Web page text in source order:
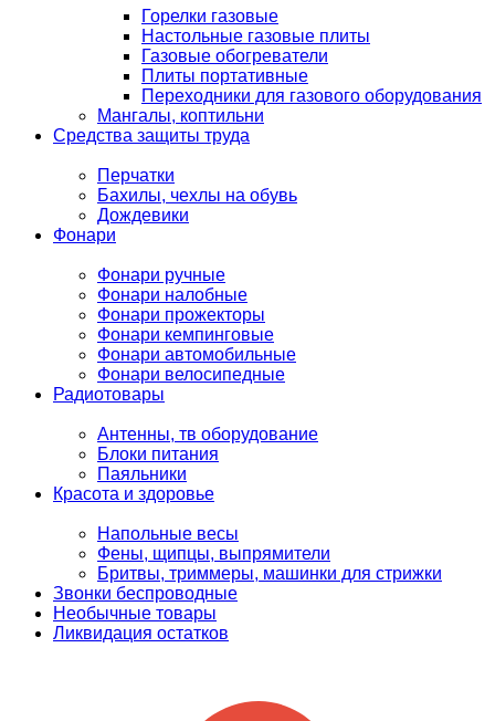
Горелки газовые
Настольные газовые плиты
Газовые обогреватели
Плиты портативные
Переходники для газового оборудования
Мангалы, коптильни
Средства защиты труда
Перчатки
Бахилы, чехлы на обувь
Дождевики
Фонари
Фонари ручные
Фонари налобные
Фонари прожекторы
Фонари кемпинговые
Фонари автомобильные
Фонари велосипедные
Радиотовары
Антенны, тв оборудование
Блоки питания
Паяльники
Красота и здоровье
Напольные весы
Фены, щипцы, выпрямители
Бритвы, триммеры, машинки для стрижки
Звонки беспроводные
Необычные товары
Ликвидация остатков